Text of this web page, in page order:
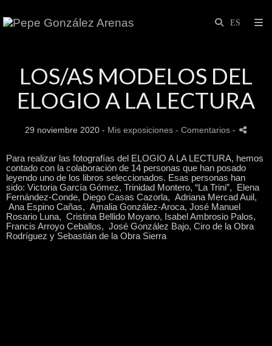
LOS/AS MODELOS DEL
ELOGIO A LA LECTURA
29 noviembre 2020 - Mis exposiciones - Comentarios -
Para realizar las fotografías del ELOGIO A LA LECTURA, hemos
contado con la colaboración de 14 personas que han posado
leyendo uno de los libros seleccionados. Esas personas han
sido: Victoria García Gómez, Trinidad Montero, “La Trini”, Elena
Fernández-Conde, Diego Casas Cazorla, Adriana Mercad Auil,
Ana Espino Cañas, Amalia González-Aroca, José Manuel
Rosario Luna, Cristina Bellido Moyano, Isabel Ambrosio Palos,
Francis Arroyo Ceballos, José González Bajo, Ciro de la Obra
Rodríguez y Sebastián de la Obra Sierra